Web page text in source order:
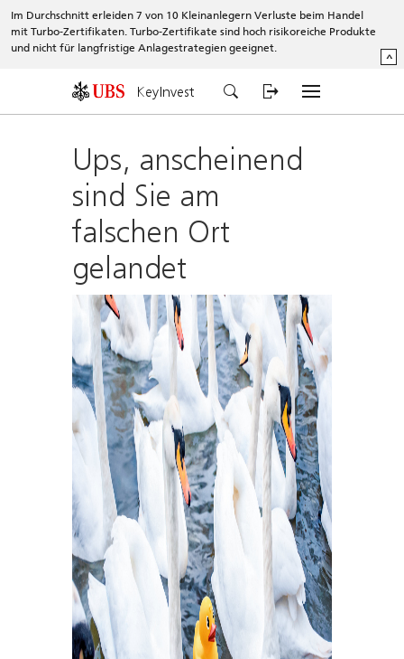
Im Durchschnitt erleiden 7 von 10 Kleinanlegern Verluste beim Handel
mit Turbo-Zertifikaten. Turbo-Zertifikate sind hoch risikoreiche Produkte
und nicht für langfristige Anlagestrategien geeignet.
^
KeyInvest
Ups, anscheinend
sind Sie am
falschen Ort
gelandet